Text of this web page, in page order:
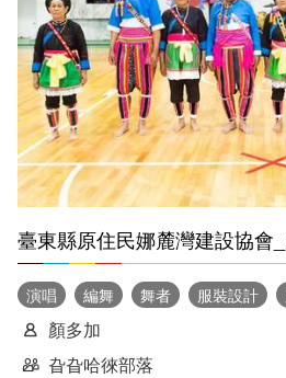
臺東縣原住民娜麓灣建設協會
演唱 編舞 舞者 服裝設計
顏多加
旮旮哈徠部落